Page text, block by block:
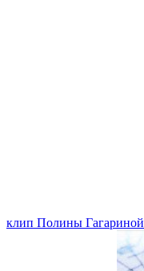
клип Полины Гагариной